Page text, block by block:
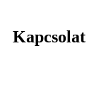
Kapcsolat